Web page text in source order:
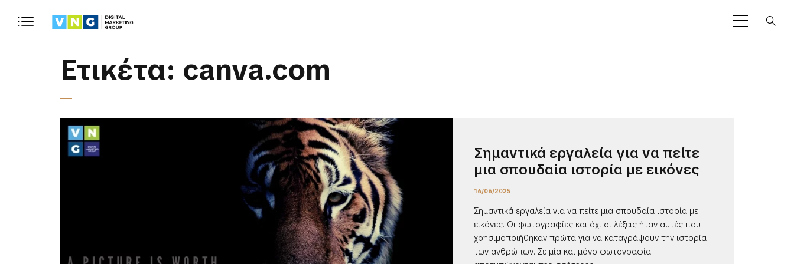
Ετικέτα: canva.com
Σημαντικά εργαλεία για να πείτε
μια σπουδαία ιστορία με εικόνες
16/06/2025
Σημαντικά εργαλεία για να πείτε μια σπουδαία ιστορία με
εικόνες. Οι φωτογραφίες και όχι οι λέξεις ήταν αυτές που
χρησιμοποιήθηκαν πρώτα για να καταγράψουν την ιστορία
των ανθρώπων. Σε μία και μόνο φωτογραφία